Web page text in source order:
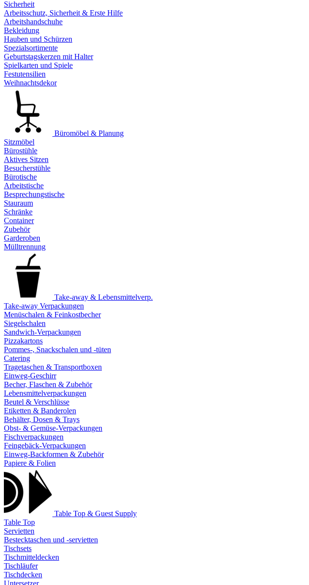
Sicherheit
Arbeitsschutz, Sicherheit & Erste Hilfe
Arbeitshandschuhe
Bekleidung
Hauben und Schürzen
Spezialsortimente
Geburtstagskerzen mit Halter
Spielkarten und Spiele
Festutensilien
Weihnachtsdekor
Büromöbel & Planung
Sitzmöbel
Bürostühle
Aktives Sitzen
Besucherstühle
Bürotische
Arbeitstische
Besprechungstische
Stauraum
Schränke
Container
Zubehör
Garderoben
Mülltrennung
Take-away & Lebensmittelverp.
Take-away Verpackungen
Menüschalen & Feinkostbecher
Siegelschalen
Sandwich-Verpackungen
Pizzakartons
Pommes-, Snackschalen und -tüten
Catering
Tragetaschen & Transportboxen
Einweg-Geschirr
Becher, Flaschen & Zubehör
Lebensmittelverpackungen
Beutel & Verschlüsse
Etiketten & Banderolen
Behälter, Dosen & Trays
Obst- & Gemüse-Verpackungen
Fischverpackungen
Feingebäck-Verpackungen
Einweg-Backformen & Zubehör
Papiere & Folien
Table Top & Guest Supply
Table Top
Servietten
Bestecktaschen und -servietten
Tischsets
Tischmitteldecken
Tischläufer
Tischdecken